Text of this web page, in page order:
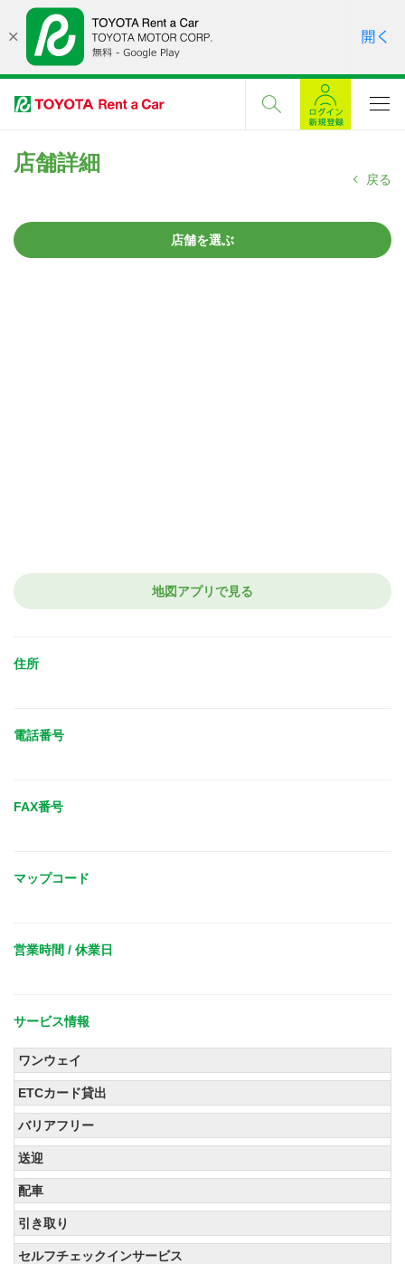
店舗詳細
戻る
店舗を選ぶ
地図アプリで見る
住所
電話番号
FAX番号
マップコード
営業時間 / 休業日
サービス情報
ワンウェイ
ETCカード貸出
バリアフリー
送迎
配車
引き取り
セルフチェックインサービス